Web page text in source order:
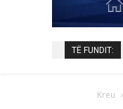
TË FUNDIT:
Kreu